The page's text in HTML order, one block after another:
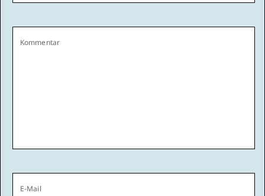
Kommentar
E-Mail